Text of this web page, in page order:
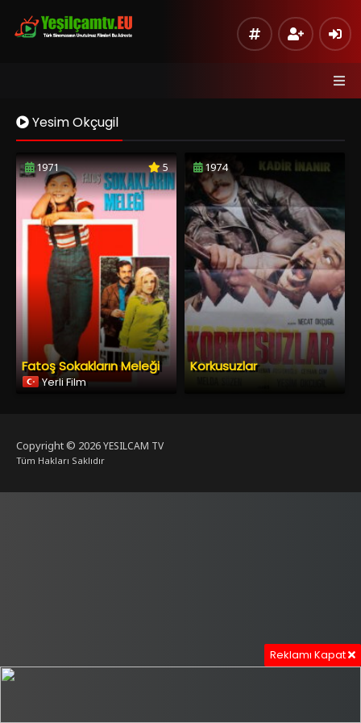
Yesim Okçugil
1971 5
Fatoş Sokakların Meleği
Yerli Film
1974
Korkusuzlar
Copyright © 2026YESILCAM TV
Tüm Hakları Saklıdır
Reklamı Kapat